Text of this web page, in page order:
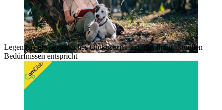
Legen Sie ein persönliches Glukoseziel fest, das Ihren aktuellen
Bedürfnissen entspricht